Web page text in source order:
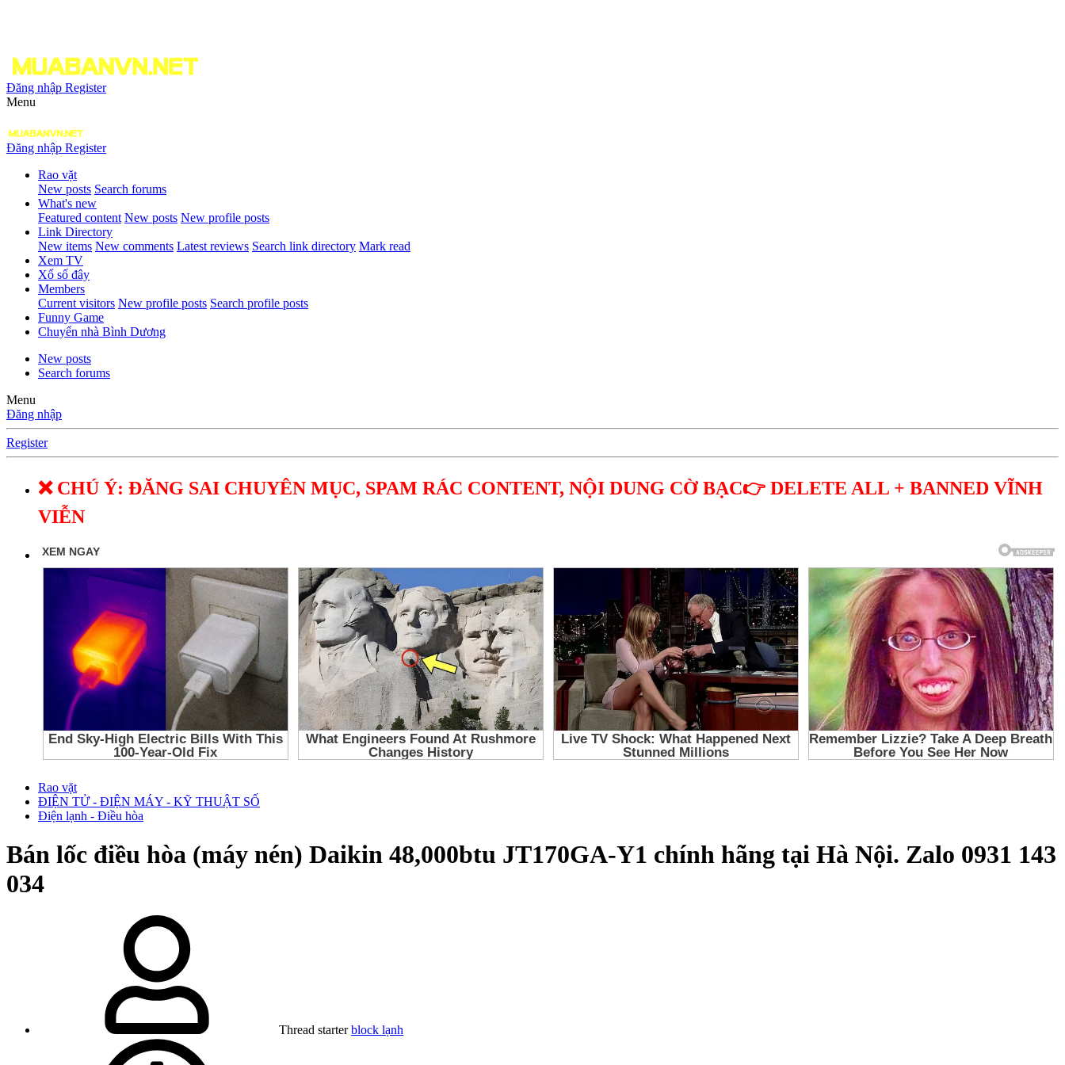
Đăng nhập Register
Menu
Đăng nhập Register
Rao vặt
New posts Search forums
What's new
Featured content New posts New profile posts
Link Directory
New items New comments Latest reviews Search link directory Mark read
Xem TV
Xổ số đây
Members
Current visitors New profile posts Search profile posts
Funny Game
Chuyển nhà Bình Dương
New posts
Search forums
Menu
Đăng nhập
Register
❌ CHÚ Ý: ĐĂNG SAI CHUYÊN MỤC, SPAM RÁC CONTENT, NỘI DUNG CỜ BẠC👉 DELETE ALL + BANNED VĨNH
VIỄN
Rao vặt
ĐIỆN TỬ - ĐIỆN MÁY - KỸ THUẬT SỐ
Điện lạnh - Điều hòa
Bán lốc điều hòa (máy nén) Daikin 48,000btu JT170GA-Y1 chính hãng tại Hà Nội. Zalo 0931 143
034
Thread starter block lạnh